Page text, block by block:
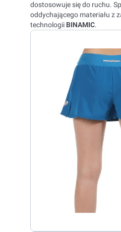
dostosowuje się do ruchu.
oddychającego materiału z
technologii BINAMIC.